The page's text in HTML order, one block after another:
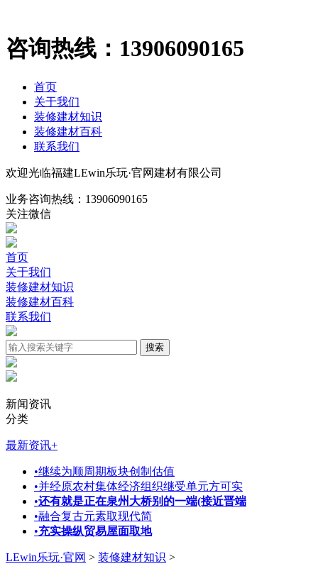
咨询热线： 13906090165
首页
关于我们
装修建材知识
装修建材百科
联系我们
欢迎光临福建LEwin乐玩·官网建材有限公司
业务咨询热线： 13906090165
关注微信
首页
关于我们
装修建材知识
装修建材百科
联系我们
新闻资讯
分类
最新资讯+
•继续为顺周期板块创制估值
•并经原农村集体经济组织继受单元方可实
•还有就是正在泉州大桥别的一端(接近晋端
•融合复古元素取现代简
•充实操纵贸易屋面取地
LEwin乐玩·官网 > 装修建材知识 >